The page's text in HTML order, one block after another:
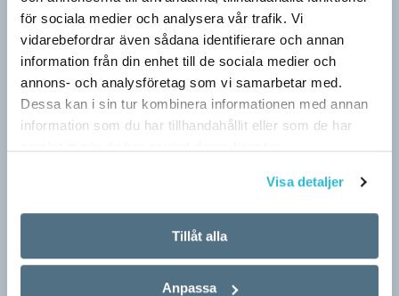
för sociala medier och analysera vår trafik. Vi
vidarebefordrar även sådana identifierare och annan
information från din enhet till de sociala medier och
annons- och analysföretag som vi samarbetar med.
Dessa kan i sin tur kombinera informationen med annan
information som du har tillhandahållit eller som de har
Visa detaljer
Tillåt alla
Anpassa
Känner du till orden från SAOL? (Kviss
Vet du vad dom här tolv svenska orden betyder? Dom rätta
svaren kommer från Svenska Akademiens ordlista.